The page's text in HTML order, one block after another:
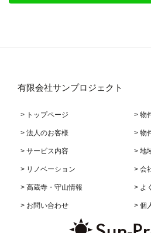
有限会社サンプロジェクト
> トップページ > 物
> 法人のお客様 > 物
> サービス内容 > 地
> リノベーション > 会
> 高蔵寺・守山情報 > よ
> お問い合わせ > 個